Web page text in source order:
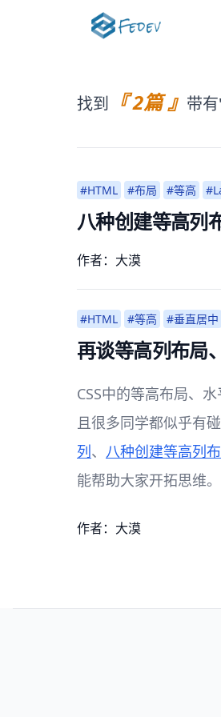
找到 『 2篇 』 带
#HTML #布局 #等高
八种创建等高列
作者：大漠
#HTML #等高 #垂直居中
再谈等高列布局
CSS中的等高布局、
且很多同学都似乎有
列、 八种创建等高列
能帮助大家开拓思维。
作者：大漠